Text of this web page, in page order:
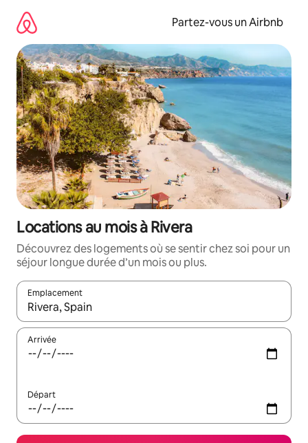
directement
contenu
Partez-vous un Airbnb
Locations au mois à Rivera
Découvrez des logements où se sentir chez soi pour un
séjour longue durée d’un mois ou plus.
Emplacement
Quand les résultats sont affichés, parcourez-les en utilisant
Arrivée
Départ